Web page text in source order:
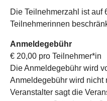
Die Teilnehmerzahl ist auf
Teilnehmerinnen
Anmeldegebühr
€ 20,00 pro Teilnehmer*in
Die Anmeldegebühr wird
Anmeldegebühr wird nicht
Veranstalter sagt die